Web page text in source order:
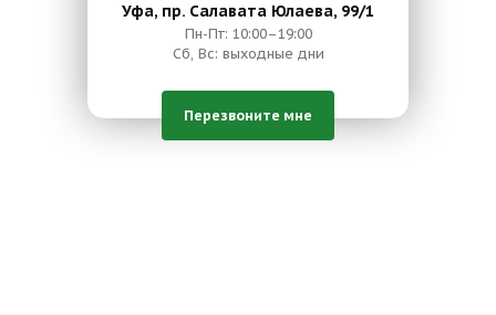
Уфа, пр. Салавата Юлаева, 99/1
Пн-Пт: 10:00–19:00
Сб, Вс: выходные дни
Перезвоните мне